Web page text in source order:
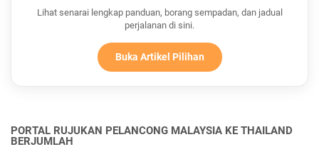
Lihat senarai lengkap panduan, borang sempadan, dan jadual
perjalanan di sini.
Buka Artikel Pilihan
PORTAL RUJUKAN PELANCONG MALAYSIA KE THAILAND
BERJUMLAH